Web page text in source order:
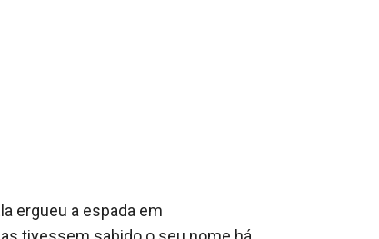
todas, de escrava para guerreira.
povo, deixado a morrer na praia
traição e duplicidade, e, enquanto